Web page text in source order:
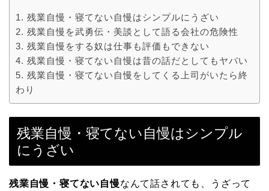
残業自慢・寝てない自慢はシンプルにうざい
残業自慢を武勇伝・美談として語る会社の危険性
残業自慢をする奴は仕事も評価もできない
残業自慢・寝てない自慢は昔の話だとしてもヤバい
残業自慢・寝てない自慢をしてくる上司がいたら終
わり
残業自慢・寝てない自慢はシンプル
にうざい
残業自慢・寝てない自慢なんて話されても、うざって